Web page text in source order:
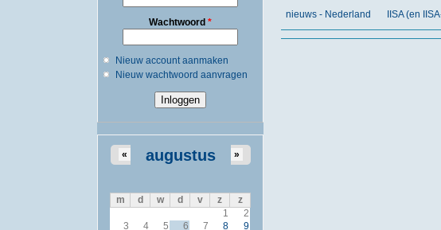
Wachtwoord *
Nieuw account aanmaken
Nieuw wachtwoord aanvragen
augustus
« »
m d w d v z
z
1
2
3
4 5 6 7 8
9
nieuws - Nederland IISA (en